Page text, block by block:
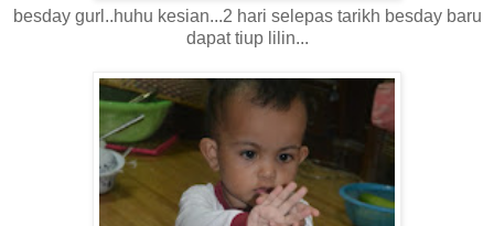
besday gurl..huhu kesian...2 hari selepas tarikh besday baru
dapat tiup lilin...